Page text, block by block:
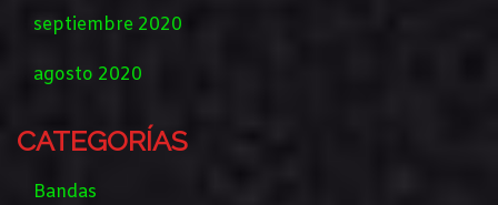
septiembre 2020
agosto 2020
CATEGORÍAS
Bandas